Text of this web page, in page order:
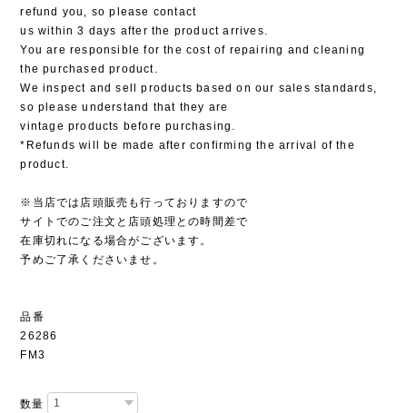
refund you, so please contact
us within 3 days after the product arrives.
You are responsible for the cost of repairing and cleaning
the purchased product.
We inspect and sell products based on our sales standards,
so please understand that they are
vintage products before purchasing.
*Refunds will be made after confirming the arrival of the
product.
※当店では店頭販売も行っておりますので
サイトでのご注文と店頭処理との時間差で
在庫切れになる場合がございます。
予めご了承くださいませ。
品番
26286
FM3
数量